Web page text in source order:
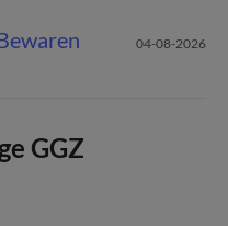
04-08-2026
GGZ